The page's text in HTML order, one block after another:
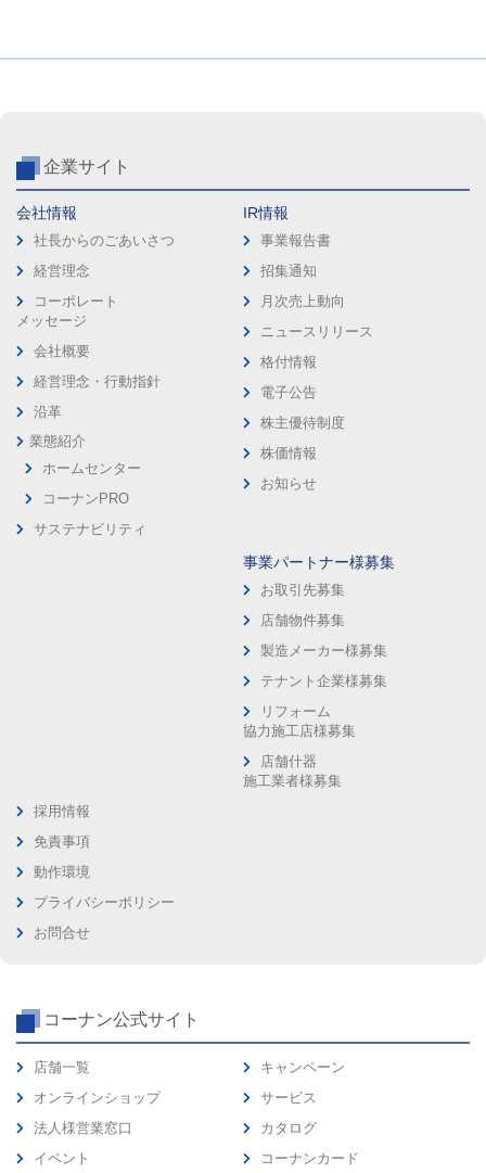
企業サイト
会社情報
社長からのごあいさつ
経営理念
コーポレート
メッセージ
会社概要
経営理念・行動指針
沿革
業態紹介
ホームセンター
コーナンPRO
サステナビリティ
IR情報
事業報告書
招集通知
月次売上動向
ニュースリリース
格付情報
電子公告
株主優待制度
株価情報
お知らせ
事業パートナー様募集
お取引先募集
店舗物件募集
製造メーカー様募集
テナント企業様募集
リフォーム
協力施工店様募集
店舗什器
施工業者様募集
採用情報
免責事項
動作環境
プライバシーポリシー
お問合せ
コーナン公式サイト
店舗一覧
オンラインショップ
法人様営業窓口
イベント
キャンペーン
サービス
カタログ
コーナンカード